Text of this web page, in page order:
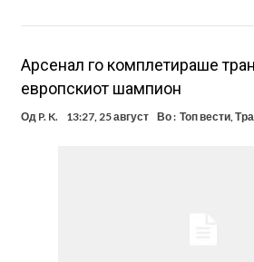
Арсенал го комплетираше
европскиот шампион
Од P. K. 13:27, 25 август Во : Топ вести,